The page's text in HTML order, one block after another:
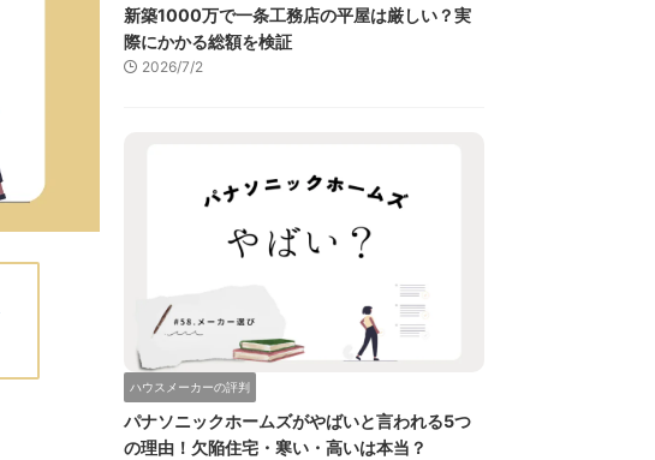
新築1000万で一条工務店の平屋は厳しい？実
際にかかる総額を検証
2026/7/2
ハウスメーカーの評判
パナソニックホームズがやばいと言われる5つ
の理由！欠陥住宅・寒い・高いは本当？